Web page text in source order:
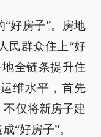
好房子”。房地
民群众住上“好
全链条提升住
维水平，首先
不仅将新房子建
“好房子”。